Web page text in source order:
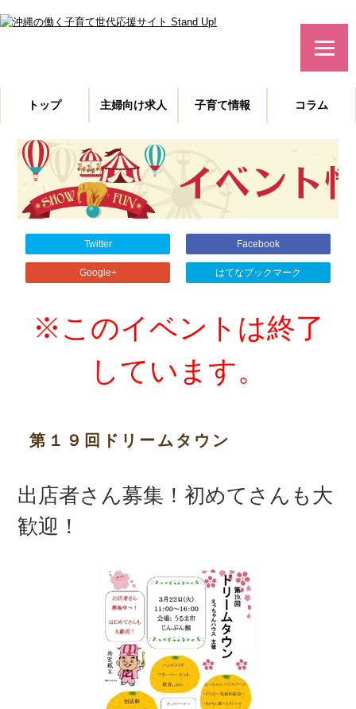
主婦特化型の求人情報と、子育てや教育に役立つコラムを発信。
沖縄の子育て世代、働くママを応援します！
トップ 主婦向け求人 子育て情報 コラム
Twitter Facebook
Google+ はてなブックマーク
※このイベントは終了
しています。
第１９回ドリームタウン
出店者さん募集！初めてさんも大
歓迎！